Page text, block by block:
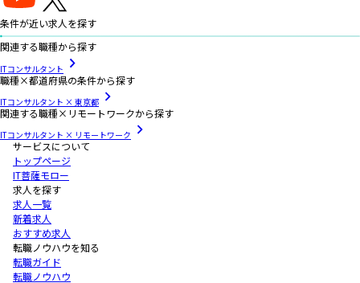
条件が近い求人を探す
関連する職種から探す
ITコンサルタント
職種×都道府県の条件から探す
ITコンサルタント × 東京都
関連する職種×リモートワークから探す
ITコンサルタント × リモートワーク
サービスについて
トップページ
IT菩薩モロー
求人を探す
求人一覧
新着求人
おすすめ求人
転職ノウハウを知る
転職ガイド
転職ノウハウ